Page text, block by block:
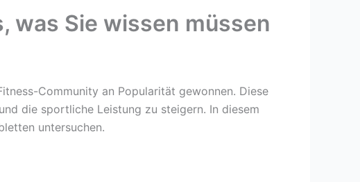
was Sie wissen müssen
Community an Popularität gewonnen. Diese
die sportliche Leistung zu steigern. In diesem
untersuchen.